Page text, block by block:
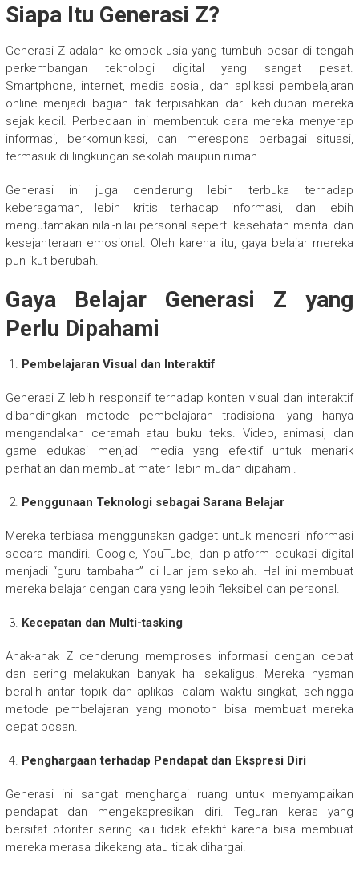
Siapa Itu Generasi Z?
Generasi Z adalah kelompok usia yang tumbuh besar di tengah
perkembangan teknologi digital yang sangat pesat.
Smartphone, internet, media sosial, dan aplikasi pembelajaran
online menjadi bagian tak terpisahkan dari kehidupan mereka
sejak kecil. Perbedaan ini membentuk cara mereka menyerap
informasi, berkomunikasi, dan merespons berbagai situasi,
termasuk di lingkungan sekolah maupun rumah.
Generasi ini juga cenderung lebih terbuka terhadap
keberagaman, lebih kritis terhadap informasi, dan lebih
mengutamakan nilai-nilai personal seperti kesehatan mental dan
kesejahteraan emosional. Oleh karena itu, gaya belajar mereka
pun ikut berubah.
Gaya Belajar Generasi Z yang
Perlu Dipahami
Pembelajaran Visual dan Interaktif
Generasi Z lebih responsif terhadap konten visual dan interaktif
dibandingkan metode pembelajaran tradisional yang hanya
mengandalkan ceramah atau buku teks. Video, animasi, dan
game edukasi menjadi media yang efektif untuk menarik
perhatian dan membuat materi lebih mudah dipahami.
Penggunaan Teknologi sebagai Sarana Belajar
Mereka terbiasa menggunakan gadget untuk mencari informasi
secara mandiri. Google, YouTube, dan platform edukasi digital
menjadi “guru tambahan” di luar jam sekolah. Hal ini membuat
mereka belajar dengan cara yang lebih fleksibel dan personal.
Kecepatan dan Multi-tasking
Anak-anak Z cenderung memproses informasi dengan cepat
dan sering melakukan banyak hal sekaligus. Mereka nyaman
beralih antar topik dan aplikasi dalam waktu singkat, sehingga
metode pembelajaran yang monoton bisa membuat mereka
cepat bosan.
Penghargaan terhadap Pendapat dan Ekspresi Diri
Generasi ini sangat menghargai ruang untuk menyampaikan
pendapat dan mengekspresikan diri. Teguran keras yang
bersifat otoriter sering kali tidak efektif karena bisa membuat
mereka merasa dikekang atau tidak dihargai.